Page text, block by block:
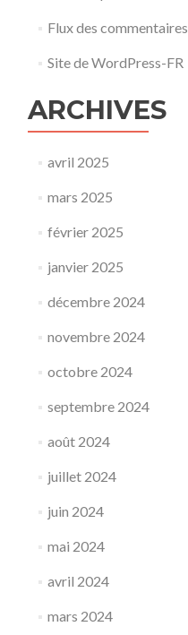
Flux des commentaires
Site de WordPress-FR
ARCHIVES
avril 2025
mars 2025
février 2025
janvier 2025
décembre 2024
novembre 2024
octobre 2024
septembre 2024
août 2024
juillet 2024
juin 2024
mai 2024
avril 2024
mars 2024